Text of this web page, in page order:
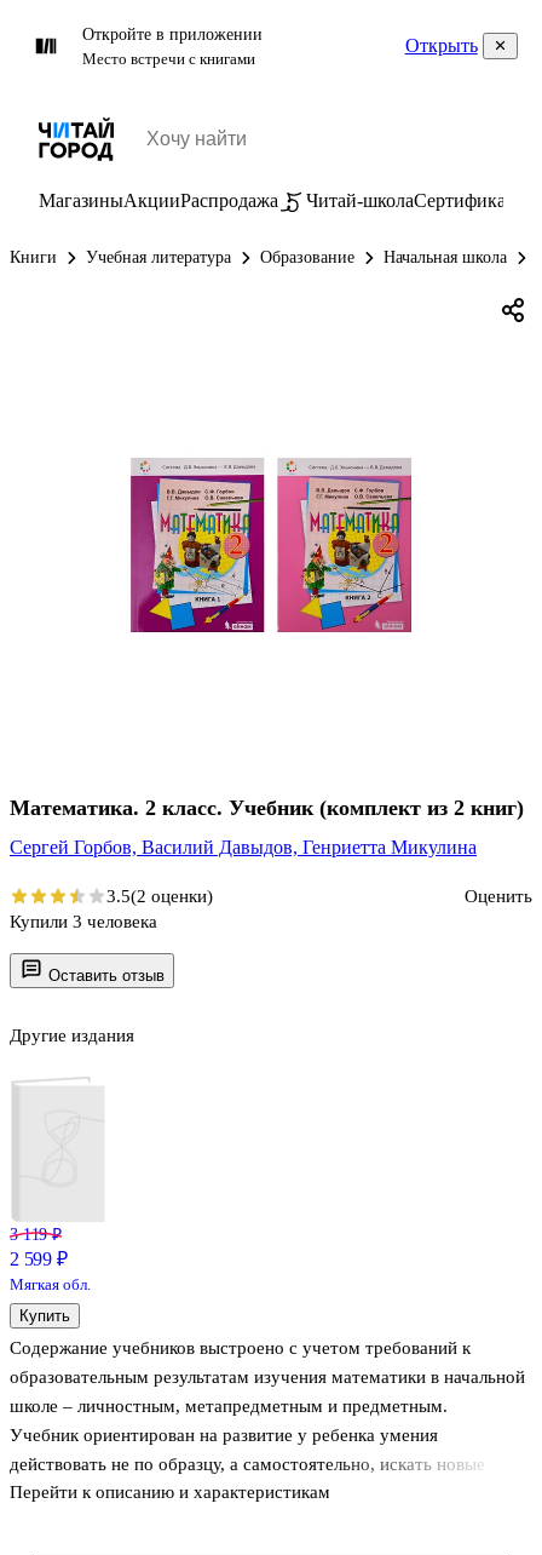
Откройте в приложении
Место встречи с книгами
Открыть
МагазиныАкцииРаспродажа Читай-школаСертификаты
Книги Учебная литература Образование Начальная школа
Оставить отзыв
Содержание учебников выстроено с учетом требований к
образовательным результатам изучения математики в начальной
школе – личностным, метапредметным и предметным.
Учебник ориентирован на развитие у ребенка умения
действовать не по образцу, а самостоятельно, искать новые
способы решения, изобретать собственные средства для
Перейти к описанию и характеристикам
Другие издания
3 119 ₽
2 599 ₽
Мягкая обл.
Купить
Математика. 2 класс. Учебник (комплект из 2 книг)
Сергей Горбов, Василий Давыдов, Генриетта Микулина
3.5(2 оценки)
Оценить
Купили 3 человека